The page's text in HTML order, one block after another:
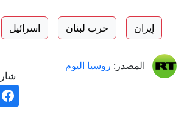
إيران حرب لبنان اسرائيل
المصدر: روسيا اليوم